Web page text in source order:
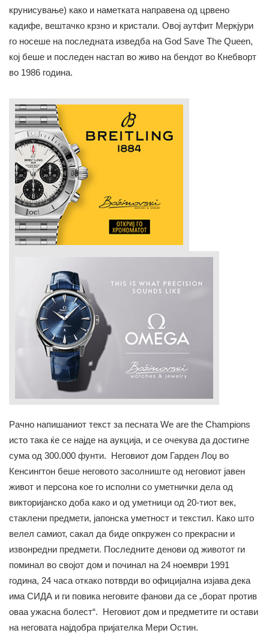
крунисување) како и наметката направена од црвенo
кадифе, вештачко крзно и кристали. Овој аутфит Меркјури
го носеше на последната изведба на God Save The Queen,
кој беше и последен настап во живо на бендот во Кнебворт
во 1986 година.
Рачно напишаниот текст за песната We are the Champions
исто така ќе се најде на аукција, и се очекува да достигне
сума од 300.000 фунти. Неговиот дом Гарден Лоџ во
Кенсингтон беше неговото засолниште од неговиот јавен
живот и персона кое го исполни со уметнички дела од
викторијанско доба како и од уметници од 20-тиот век,
стаклени предмети, јапонска уметност и текстил. Како што
велел самиот, сакал да биде опкружен со прекрасни и
извонредни предмети. Последните денови од животот ги
поминал во својот дом и починал на 24 ноември 1991
година, 24 часа откако потврди во официјална изјава дека
има СИДА и ги повика неговите фанови да се „борат против
оваа ужасна болест“. Неговиот дом и предметите ги остави
на неговата најдобра пријателка Мери Остин.